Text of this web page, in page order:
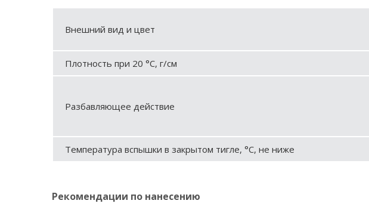
Внешний вид и цвет
Плотность при 20 °С, г/см
Разбавляющее действие
Температура вспышки в закрытом тигле, °С, не ниже
Рекомендации по нанесению